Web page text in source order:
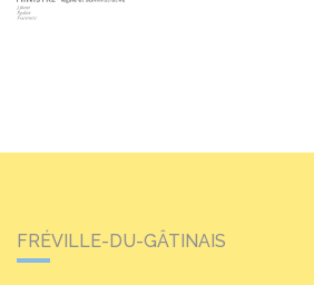
FRÉVILLE-DU-GÂTINAIS